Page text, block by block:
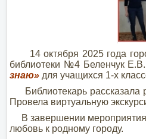
14 октября 2025 года
библиотеки №4 Беленчук
знаю» для учащихся 1-х
Библиотекарь рассказала
Провела виртуальную
В завершении мероприятия
любовь к родному городу.